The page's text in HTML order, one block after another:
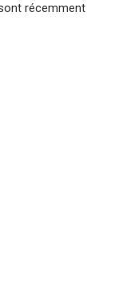
récemment